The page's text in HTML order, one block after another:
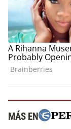
MÁS EN